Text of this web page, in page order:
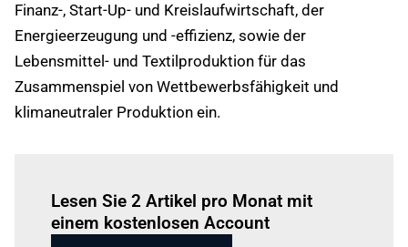
Finanz-, Start-Up- und Kreislaufwirtschaft, der
Energieerzeugung und -effizienz, sowie der
Lebensmittel- und Textilproduktion für das
Zusammenspiel von Wettbewerbsfähigkeit und
klimaneutraler Produktion ein.
Lesen Sie 2 Artikel pro Monat mit
einem kostenlosen Account